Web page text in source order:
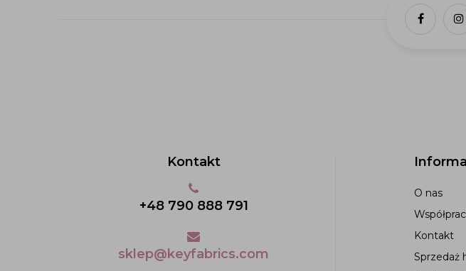
O nas
Kontakt
Sprzedaż
Kontakt
+48 790 888 791
sklep@keyfabrics.com